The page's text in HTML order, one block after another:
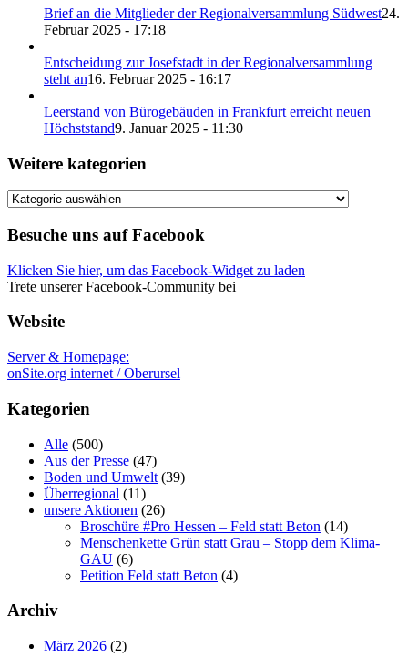
Brief an die Mitglieder der Regionalversammlung Südwest24.
Februar 2025 - 17:18
Entscheidung zur Josefstadt in der Regionalversammlung
steht an16. Februar 2025 - 16:17
Leerstand von Bürogebäuden in Frankfurt erreicht neuen
Höchststand9. Januar 2025 - 11:30
Weitere kategorien
Weitere
Besuche uns auf Facebook
Klicken Sie hier, um das Facebook-Widget zu laden
Trete unserer Facebook-Community bei
Website
Server & Homepage:
onSite.org internet / Oberursel
Kategorien
Alle (500)
Aus der Presse (47)
Boden und Umwelt (39)
Überregional (11)
unsere Aktionen (26)
Broschüre #Pro Hessen – Feld statt Beton (14)
Menschenkette Grün statt Grau – Stopp dem Klima-
GAU (6)
Petition Feld statt Beton (4)
Archiv
März 2026 (2)